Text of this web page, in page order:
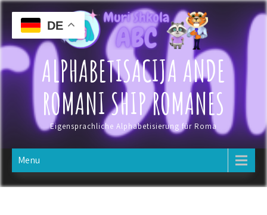
Skip
content
ALPHABETISACIJA ANDE
ROMANI SHIP ROMANES
Eigensprachliche Alphabetisierung für Roma
Menu
DE